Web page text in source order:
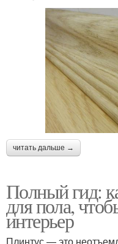
читать дальше →
Полный гид:
для пола,
интерьер
Плинтус — это